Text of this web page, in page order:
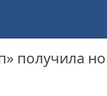
получила